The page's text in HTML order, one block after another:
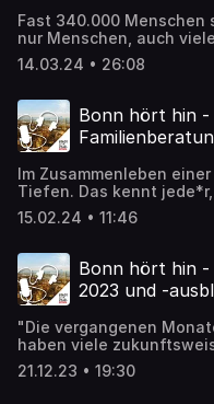
Fast 340.000 Menschen
nur Menschen, auch
Pflanzenarten fühlen
Grünflächen der Stadt,
Hauswänden – also
des Amtes für Umwelt
eine Strategie, um die
Baier, Leiter des Amts
Barbara Löcherbach.
in Bonn
14.03.24 • 26:08
Bonn hört hin -
Im Zusammenleben
Tiefen. Das kennt
aber wachsen einem die
solchen Situationen hilft
Beratung von
sowie pädagogischen
Erziehung abläuft,
Psychologische
15.02.24 • 11:46
Bonn hört hin -
2023 und -
"Die vergangenen
haben viele
getroffen", sagt
Podcast über das Jahr
21.12.23 • 19:30